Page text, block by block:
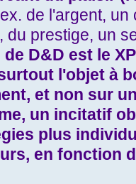
de l'argent, un
prestige, un
D&D est le
l'objet à
et non sur
un incitatif
plus
en fonction